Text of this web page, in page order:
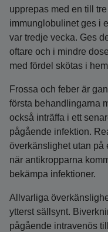
upprepas med en till
immunglobulinet ges i
var tredje vecka. Ges
oftare och i mindre
med fördel skötas i
Frossa och feber är
första behandlingarna
också inträffa i ett
pågående infektion.
överkänslighet utan på
när antikropparna
bekämpa infektioner.
Allvarliga
ytterst sällsynt.
pågående intravenös